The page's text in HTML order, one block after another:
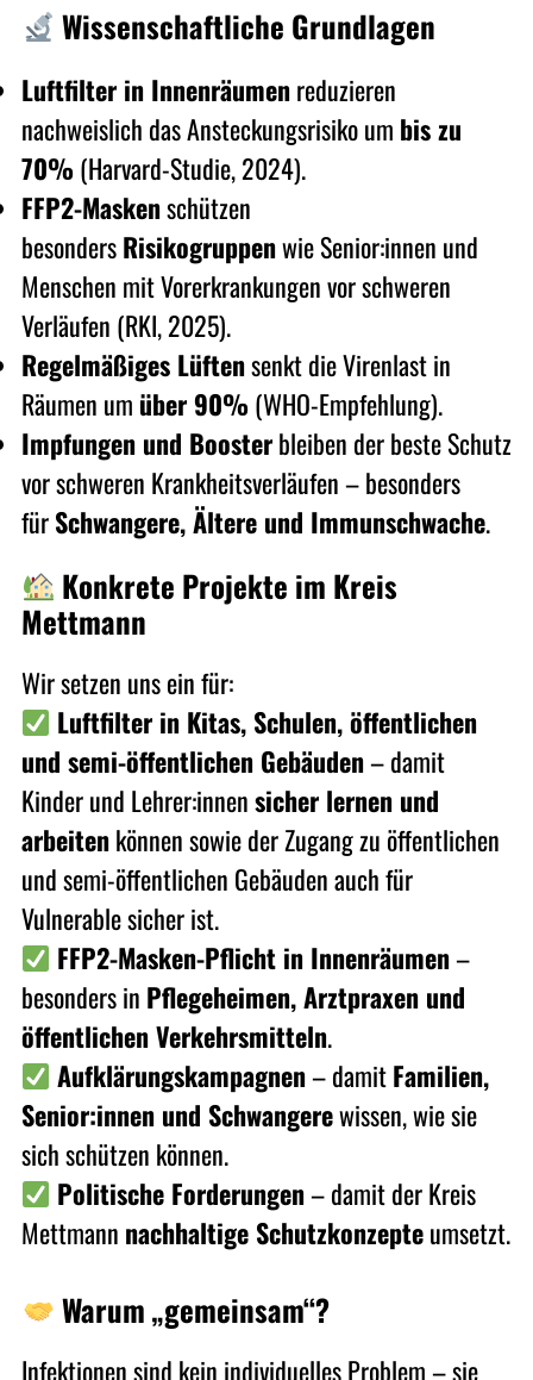
Wissenschaftliche Grundlagen
Luftfilter in Innenräumenreduzieren
nachweislich das Ansteckungsrisiko um bis zu
70%(Harvard-Studie, 2024).
FFP2-Maskenschützen
besondersRisikogruppenwie Senior:innen und
Menschen mit Vorerkrankungen vor schweren
Verläufen (RKI, 2025).
Regelmäßiges Lüftensenkt die Virenlast in
Räumen um über 90%(WHO-Empfehlung).
Impfungen und Boosterbleiben der beste Schutz
vor schweren Krankheitsverläufen – besonders
fürSchwangere, Ältere und Immunschwache.
Konkrete Projekte im Kreis
Mettmann
Wir setzen uns ein für:
Luftfilter in Kitas, Schulen, öffentlichen
und semi-öffentlichen Gebäuden– damit
Kinder und Lehrer:innensicher lernen und
arbeitenkönnen sowie der Zugang zu öffentlichen
und semi-öffentlichen Gebäuden auch für
Vulnerable sicher ist.
FFP2-Masken-Pflicht in Innenräumen–
besonders in Pflegeheimen, Arztpraxen und
öffentlichen Verkehrsmitteln.
Aufklärungskampagnen– damitFamilien,
Senior:innen und Schwangerewissen, wie sie
sich schützen können.
Politische Forderungen– damit der Kreis
Mettmann nachhaltige Schutzkonzepteumsetzt.
Warum „gemeinsam“?
Infektionen sind kein individuelles Problem – sie